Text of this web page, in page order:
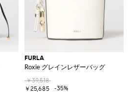
FURLA
Roxie グレインレザーバッグ
￥39,518
￥25,685
-35%